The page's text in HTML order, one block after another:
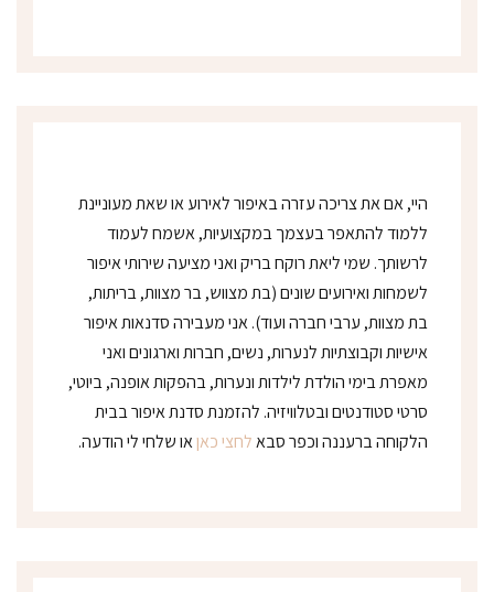
היי, אם את צריכה עזרה באיפור לאירוע או שאת מעוניינת
ללמוד להתאפר בעצמך במקצועיות, אשמח לעמוד
לרשותך. שמי ליאת רוקח בריק ואני מציעה שירותי איפור
לשמחות ואירועים שונים (בת מצווש, בר מצוות, בריתות,
בת מצוות, ערבי חברה ועוד). אני מעבירה סדנאות איפור
אישיות וקבוצתיות לנערות, נשים, חברות וארגונים ואני
מאפרת בימי הולדת לילדות ונערות, בהפקות אופנה, ביוטי,
סרטי סטודנטים ובטלוויזיה. להזמנת סדנת איפור בבית
הלקוחה ברעננה וכפר סבאלחצי כאןאו שלחי לי הודעה.